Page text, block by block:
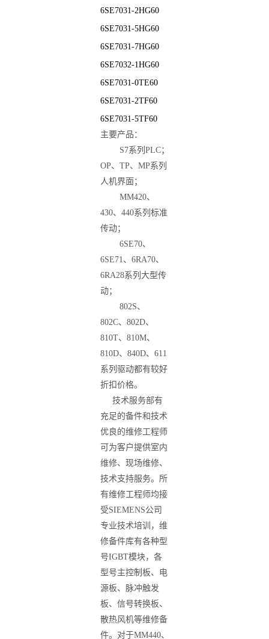
6SE7031-2HG60
6SE7031-5HG60
6SE7031-7HG60
6SE7032-1HG60
6SE7031-0TE60
6SE7031-2TF60
6SE7031-5TF60
主要产品：
S7系列 PLC；
OP、 TP、 MP系列
人机界面；
MM420、
430、 440系列标准
传动；
6SE70、
6SE71、 6RA70、
6RA28系列大型传
动；
802S、
802C、 802D、
810T、 810M、
810D、 840D、 611
系列驱动都有较好
折扣价格。
技术服务部有
充足的备件和技术
优良的维修工程师
可为客户提供室内
维修、现场维修、
技术支持服务。所
有维修工程师均接
受SIEMENS公司
专业技术培训，维
修备件库有各种型
号IGBT模块，各
型号主控制板、电
源板、脉冲触发
板、信号转换板、
散热风机等维修备
件。对于MM440、